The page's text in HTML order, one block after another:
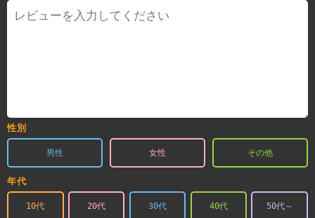
性別
男性 女性 その他
年代
10代 20代 30代 40代 50代～